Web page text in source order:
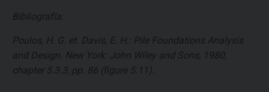
Bibliografía:
Poulos, H. G. et. Davis, E. H.: Pile Foundations Analysis
and Design. New York: John Wiley and Sons, 1980,
chapter 5.3.3, pp. 86 (figure 5.11).